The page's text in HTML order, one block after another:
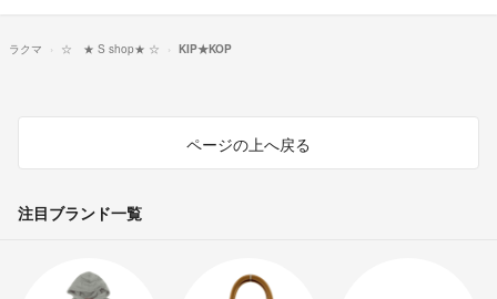
ラクマ ☆ ★ S shop★ ☆ KIP★KOP
ページの上へ戻る
注目ブランド一覧